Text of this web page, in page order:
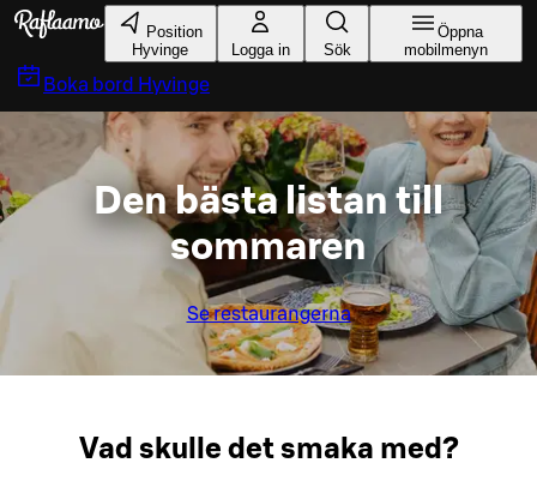
Gå till huvudinnehållet
Position
Hyvinge
Logga in Sök
Öppna
mobilmenyn
Boka bord Hyvinge
Den bästa listan till
sommaren
Se restaurangerna
Vad skulle det smaka med?